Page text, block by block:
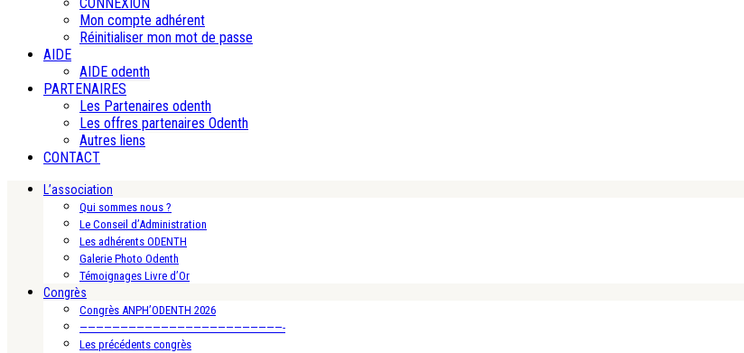
Mon compte adhérent
Réinitialiser mon mot de passe
AIDE
AIDE odenth
PARTENAIRES
Les Partenaires odenth
Les offres partenaires Odenth
Autres liens
CONTACT
L’association
Qui sommes nous ?
Le Conseil d’Administration
Les adhérents ODENTH
Galerie Photo Odenth
Témoignages Livre d’Or
Congrès
Congrès ANPH’ODENTH 2026
—————————————————————————-
Les précédents congrès